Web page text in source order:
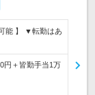
能 】 ▼転勤はあ
円＋皆勤手当1万